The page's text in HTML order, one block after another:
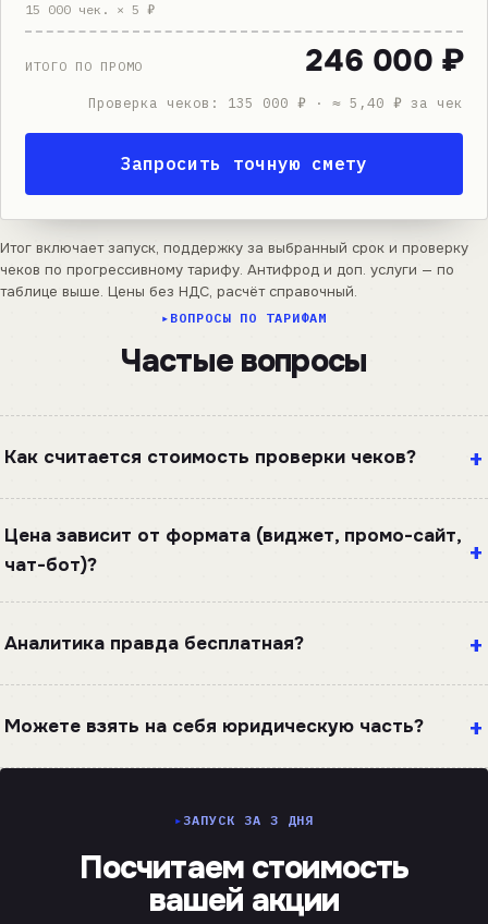
15 000 чек. × 5 ₽
ИТОГО ПО ПРОМО 246 000 ₽
Проверка чеков: 135 000 ₽ · ≈ 5,40 ₽ за чек
Запросить точную смету
Итог включает запуск, поддержку за выбранный срок и проверку
чеков по прогрессивному тарифу. Антифрод и доп. услуги — по
таблице выше. Цены без НДС, расчёт справочный.
ВОПРОСЫ ПО ТАРИФАМ
Частые вопросы
Как считается стоимость проверки чеков?
Цена зависит от формата (виджет, промо-сайт,
чат-бот)?
Аналитика правда бесплатная?
Можете взять на себя юридическую часть?
ЗАПУСК ЗА 3 ДНЯ
Посчитаем стоимость
вашей акции